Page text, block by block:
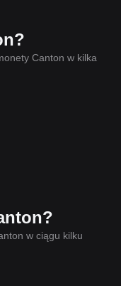
Canton w kilka
w ciągu kilku